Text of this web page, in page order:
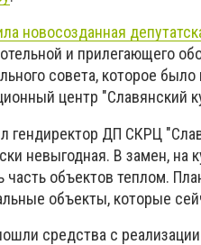
новосозданная
и прилегающего
совета, которое
центр "Славянский
гендиректор ДП СКРЦ
невыгодная. В замен, на
часть объектов теплом.
объекты, которые
средства с